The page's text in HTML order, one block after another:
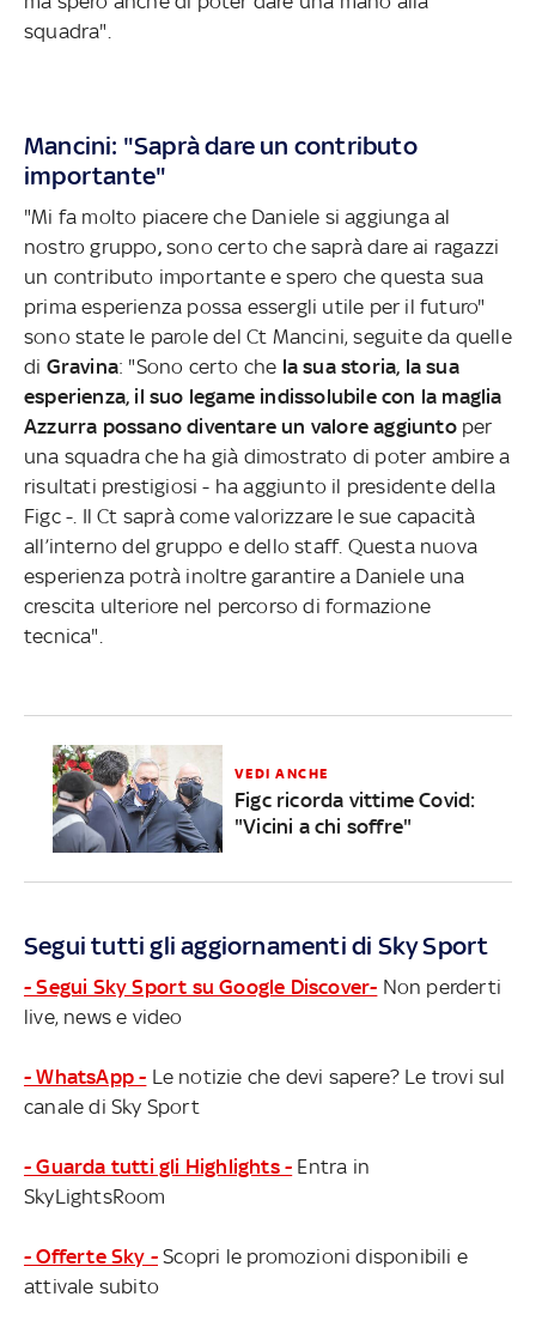
squadra".
Mancini: "Saprà dare un contributo
importante"
"Mi fa molto piacere che Daniele si aggiunga al
nostro gruppo,sono certo che saprà dare ai ragazzi
un contributo importante e spero che questa sua
prima esperienza possa essergli utile per il futuro"
sono state le parole del Ct Mancini, seguite da quelle
di Gravina: "Sono certo che la sua storia, la sua
esperienza, il suo legame indissolubile con la maglia
Azzurra possano diventare un valore aggiuntoper
una squadra che ha già dimostrato di poter ambire a
risultati prestigiosi - ha aggiunto il presidente della
Figc -. Il Ct saprà come valorizzare le sue capacità
all’interno del gruppo e dello staff. Questa nuova
esperienza potrà inoltre garantire a Daniele una
crescita ulteriore nel percorso di formazione
tecnica".
VEDI ANCHE
Figc ricorda vittime Covid:
"Vicini a chi soffre"
Segui tutti gli aggiornamenti di Sky Sport
- Segui Sky Sport su Google Discover- Non perderti
live, news e video
- WhatsApp - Le notizie che devi sapere? Le trovi sul
canale di Sky Sport
- Guarda tutti gli Highlights - Entra in
SkyLightsRoom
- Offerte Sky - Scopri le promozioni disponibili e
attivale subito